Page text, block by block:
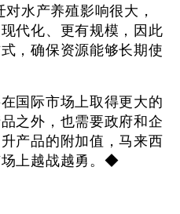
水产养殖影响很大，
代化、更有规模，因此
，确保资源能够长期使
国际市场上取得更大的
之外，也需要政府和企
产品的附加值，马来西
场上越战越勇。◆